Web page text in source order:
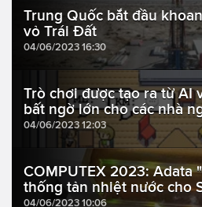
Trung Quốc bắt đầu
vỏ Trái Đất
04/06/2023 16:30
Trò chơi được tạo ra từ AI
bất ngờ lớn cho các nhà
04/06/2023 12:03
COMPUTEX 2023: Adata
thống tản nhiệt nước cho
04/06/2023 10:06